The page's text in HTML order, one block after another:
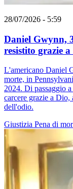
28/07/2026 - 5:59
Daniel Gwynn,
resistito grazie
L'americano Daniel
morte, in
2024. Di passaggio
carcere grazie a
dell'odio.
Giustizia Pena di